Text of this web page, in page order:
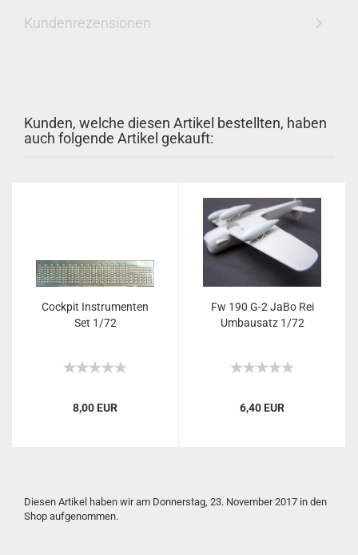
Kundenrezensionen
Kunden, welche diesen Artikel bestellten, haben
auch folgende Artikel gekauft:
Cockpit Instrumenten
Set 1/72
8,00 EUR
Fw 190 G-2 JaBo Rei
Umbausatz 1/72
6,40 EUR
Diesen Artikel haben wir am Donnerstag, 23. November 2017 in den
Shop aufgenommen.